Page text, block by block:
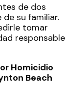
de dos
su familiar.
tomar
responsable
Homicidio
Beach